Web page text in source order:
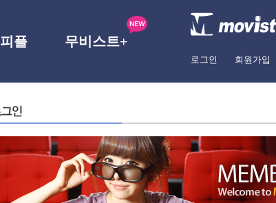
피플 무비스트+
로그인 회원가입